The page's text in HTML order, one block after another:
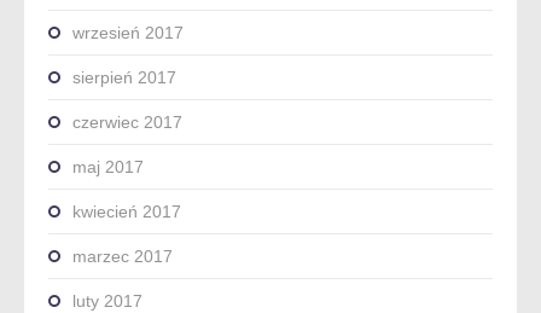
wrzesień 2017
sierpień 2017
czerwiec 2017
maj 2017
kwiecień 2017
marzec 2017
luty 2017